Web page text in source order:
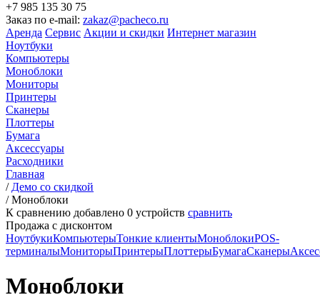
+7 985 135 30 75
Заказ по e-mail: zakaz@pacheco.ru
Аренда Сервис Акции и скидки Интернет магазин
Ноутбуки
Компьютеры
Моноблоки
Мониторы
Принтеры
Сканеры
Плоттеры
Бумага
Аксессуары
Расходники
Главная
/ Демо со скидкой
/Моноблоки
К сравнению добавлено 0 устройств сравнить
Продажа с дисконтом
НоутбукиКомпьютерыТонкие клиентыМоноблокиPOS-
терминалыМониторыПринтерыПлоттерыБумагаСканеры
Моноблоки